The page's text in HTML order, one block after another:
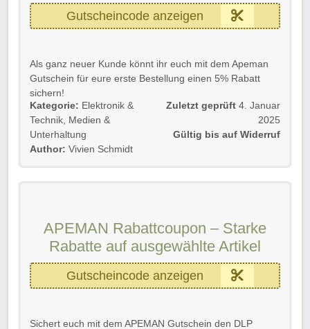
Gutscheincode anzeigen
Als ganz neuer Kunde könnt ihr euch mit dem Apeman
Gutschein für eure erste Bestellung einen 5% Rabatt
sichern!
Dafür muss lediglich der Apeman Gutscheincode am
Ende des Bestellvorgangs eingegeben werden.
Kategorie: Elektronik &
Technik
Medien &
Unterhaltung
Author: Vivien Schmidt
Zuletzt geprüft 4. Januar
2025
Gültig bis auf Widerruf
APEMAN Rabattcoupon – Starke
Rabatte auf ausgewählte Artikel
Gutscheincode anzeigen
Sichert euch mit dem APEMAN Gutschein den DLP